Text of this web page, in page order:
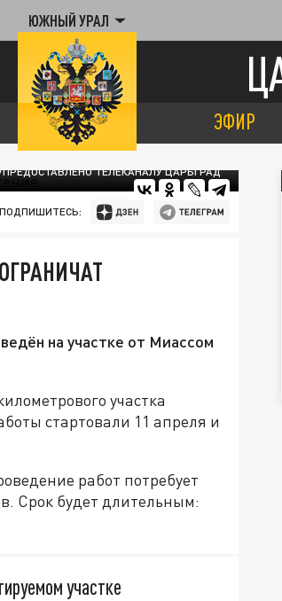
ЮЖНЫЙ УРАЛ
ЭФИР
ТЕЛЕКАНАЛУ ЦАРЬГРАД
ПОДПИШИТЕСЬ:
на участке от Миассом
участка
стартовали 11 апреля и
работ потребует
Срок будет длительным:
участке